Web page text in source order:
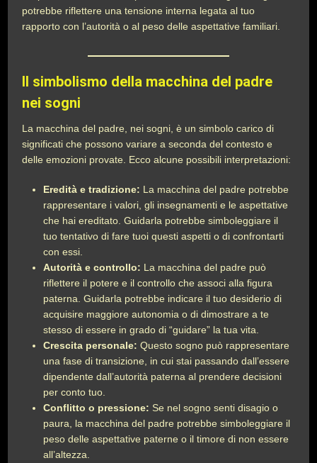
potrebbe riflettere una tensione interna legata al tuo
rapporto con l’autorità o al peso delle aspettative familiari.
Il simbolismo della macchina del padre
nei sogni
La macchina del padre, nei sogni, è un simbolo carico di
significati che possono variare a seconda del contesto e
delle emozioni provate. Ecco alcune possibili interpretazioni:
Eredità e tradizione: La macchina del padre potrebbe
rappresentare i valori, gli insegnamenti e le aspettative
che hai ereditato. Guidarla potrebbe simboleggiare il
tuo tentativo di fare tuoi questi aspetti o di confrontarti
con essi.
Autorità e controllo: La macchina del padre può
riflettere il potere e il controllo che associ alla figura
paterna. Guidarla potrebbe indicare il tuo desiderio di
acquisire maggiore autonomia o di dimostrare a te
stesso di essere in grado di “guidare” la tua vita.
Crescita personale: Questo sogno può rappresentare
una fase di transizione, in cui stai passando dall’essere
dipendente dall’autorità paterna al prendere decisioni
per conto tuo.
Conflitto o pressione: Se nel sogno senti disagio o
paura, la macchina del padre potrebbe simboleggiare il
peso delle aspettative paterne o il timore di non essere
all’altezza.